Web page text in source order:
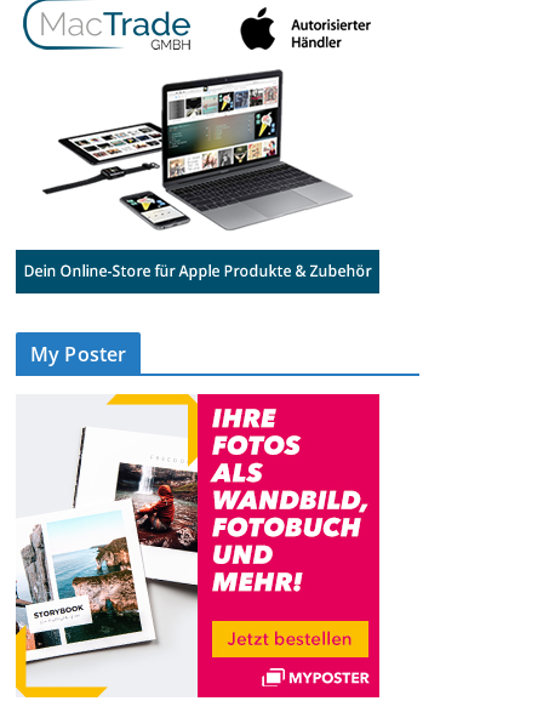
My Poster